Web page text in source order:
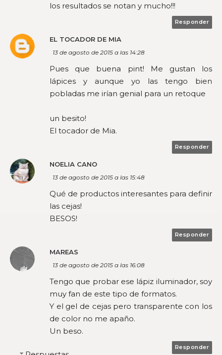
los resultados se notan y mucho!!!
Responder
EL TOCADOR DE MIA
13 de agosto de 2015 a las 14:28
Pues que buena pint! Me gustan los
lápices y aunque yo las tengo bien
pobladas me irían genial para un retoque
un besito!
El tocador de Mia.
Responder
NOELIA CANO
13 de agosto de 2015 a las 15:48
Qué de productos interesantes para definir
las cejas!
BESOS!
Responder
MAREAS
13 de agosto de 2015 a las 16:08
Tengo que probar ese lápiz iluminador, soy
muy fan de este tipo de formatos.
Y el gel de cejas pero transparente con los
de color no me apaño.
Un beso.
Responder